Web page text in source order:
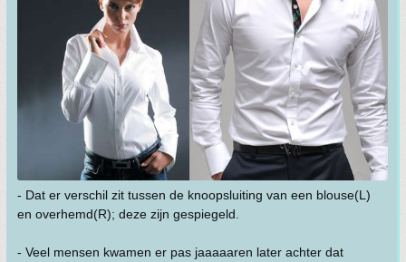
- Dat er verschil zit tussen de knoopsluiting van een blouse(L)
en overhemd(R); deze zijn gespiegeld.
- Veel mensen kwamen er pas jaaaaaren later achter dat